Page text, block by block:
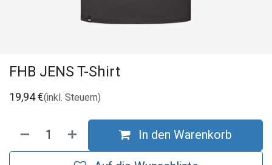
FHB JENS T-Shirt
19,94€(inkl. Steuern)
In den Warenkorb